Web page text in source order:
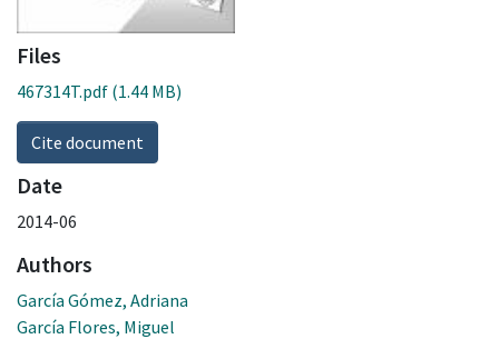
Files
467314T.pdf (1.44 MB)
Cite document
Date
2014-06
Authors
García Gómez, Adriana
García Flores, Miguel